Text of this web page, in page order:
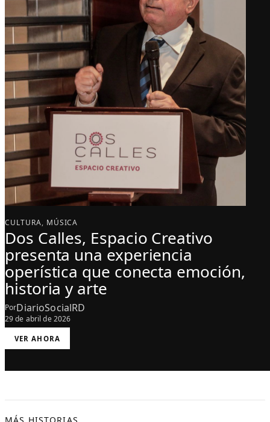
CULTURA, MÚSICA
Dos Calles, Espacio Creativo
presenta una experiencia
operística que conecta emoción,
historia y arte
PorDiarioSocialRD
29 de abril de 2026
VER AHORA
:
O
A
S